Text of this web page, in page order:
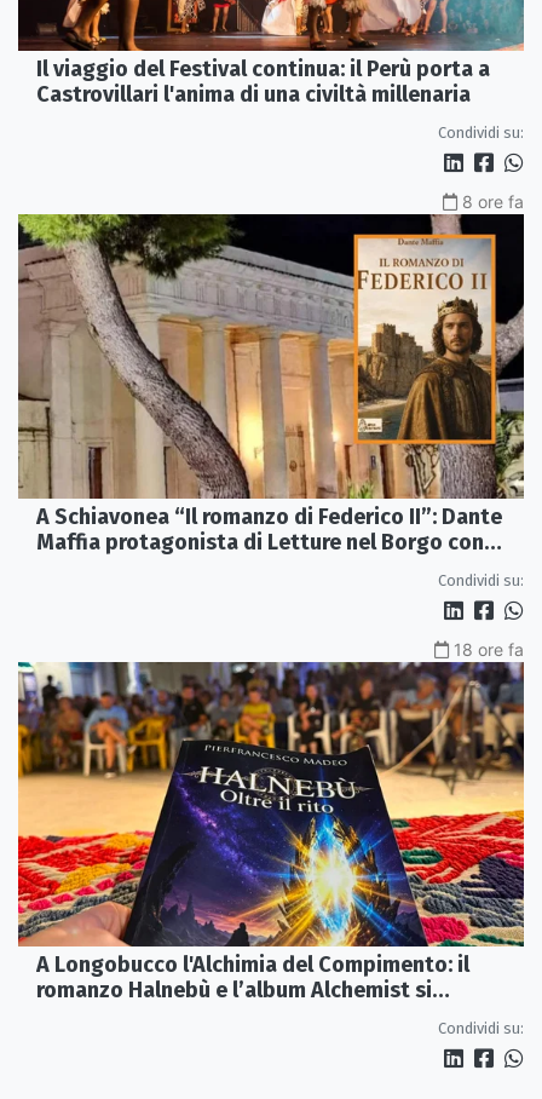
Il viaggio del Festival continua: il Perù porta a
Castrovillari l'anima di una civiltà millenaria
Condividi su:
8 ore fa
A Schiavonea “Il romanzo di Federico II”: Dante
Maffia protagonista di Letture nel Borgo con
Condividi su:
18 ore fa
A Longobucco l'Alchimia del Compimento: il
romanzo Halnebù e l’album Alchemist si
Condividi su: